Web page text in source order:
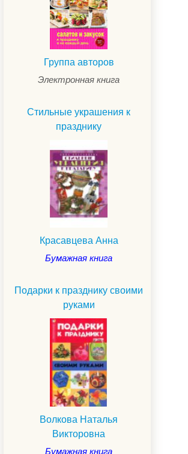
Группа авторов
Электронная книга
Стильные украшения к
празднику
Красавцева Анна
Бумажная книга
Подарки к празднику своими
руками
Волкова Наталья
Викторовна
Бумажная книга